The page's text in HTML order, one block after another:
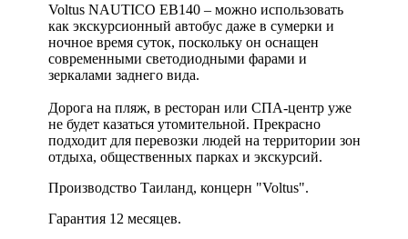
Voltus NAUTICO EB140 – можно использовать
как экскурсионный автобус даже в сумерки и
ночное время суток, поскольку он оснащен
современными светодиодными фарами и
зеркалами заднего вида.
Дорога на пляж, в ресторан или СПА-центр уже
не будет казаться утомительной. Прекрасно
подходит для перевозки людей на территории зон
отдыха, общественных парках и экскурсий.
Производство Таиланд, концерн "Voltus".
Гарантия 12 месяцев.